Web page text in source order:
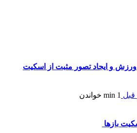
و ایجاد تصور مثبت از اسکیت
1 min
خواندن
بازها